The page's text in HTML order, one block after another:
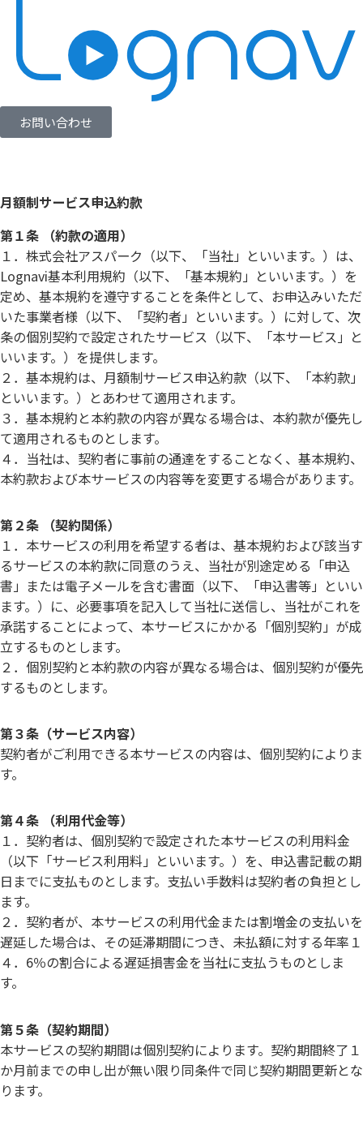
お問い合わせ
月額制サービス申込約款
第１条 （約款の適用）
１．株式会社アスパーク（以下、「当社」といいます。）は、
Lognavi基本利用規約（以下、「基本規約」といいます。）を
定め、基本規約を遵守することを条件として、お申込みいただ
いた事業者様（以下、「契約者」といいます。）に対して、次
条の個別契約で設定されたサービス（以下、「本サービス」と
いいます。）を提供します。
２．基本規約は、月額制サービス申込約款（以下、「本約款」
といいます。）とあわせて適用されます。
３．基本規約と本約款の内容が異なる場合は、本約款が優先し
て適用されるものとします。
４．当社は、契約者に事前の通達をすることなく、基本規約、
本約款および本サービスの内容等を変更する場合があります。
第２条 （契約関係）
１．本サービスの利用を希望する者は、基本規約および該当す
るサービスの本約款に同意のうえ、当社が別途定める「申込
書」または電子メールを含む書面（以下、「申込書等」といい
ます。）に、必要事項を記入して当社に送信し、当社がこれを
承諾することによって、本サービスにかかる「個別契約」が成
立するものとします。
２．個別契約と本約款の内容が異なる場合は、個別契約が優先
するものとします。
第３条（サービス内容）
契約者がご利用できる本サービスの内容は、個別契約によりま
す。
第４条 （利用代金等）
１．契約者は、個別契約で設定された本サービスの利用料金
（以下「サービス利用料」といいます。）を、申込書記載の期
日までに支払ものとします。支払い手数料は契約者の負担とし
ます。
２．契約者が、本サービスの利用代金または割増金の支払いを
遅延した場合は、その延滞期間につき、未払額に対する年率１
４．6％の割合による遅延損害金を当社に支払うものとしま
す。​
第５条（契約期間）
本サービスの契約期間は個別契約によります。契約期間終了１
か月前までの申し出が無い限り同条件で同じ契約期間更新とな
ります。